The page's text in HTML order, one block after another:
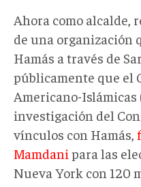
Ahora como alcalde,
de una organización
Hamás a través de
públicamente que el
Americano-Islámicas
investigación del
vínculos con Hamás,
Mamdani para las
Nueva York con 120